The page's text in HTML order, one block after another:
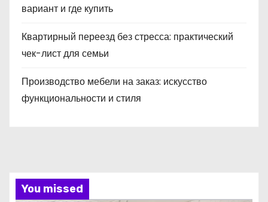
вариант и где купить
Квартирный переезд без стресса: практический
чек-лист для семьи
Производство мебели на заказ: искусство
функциональности и стиля
You missed